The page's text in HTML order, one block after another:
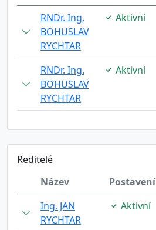
RNDr. Ing.
BOHUSLAV
RYCHTAR
Aktivní
RNDr. Ing.
BOHUSLAV
RYCHTAR
Aktivní
Reditelé
Název
Postavení
Ing. JAN
RYCHTAR
Aktivní